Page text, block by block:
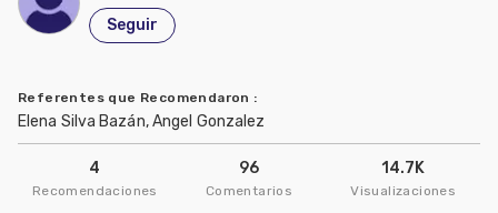
Seguir
Referentes que Recomendaron :
Elena Silva Bazán, Angel Gonzalez
4
Recomendaciones
96
Comentarios
14.7K
Visualizaciones